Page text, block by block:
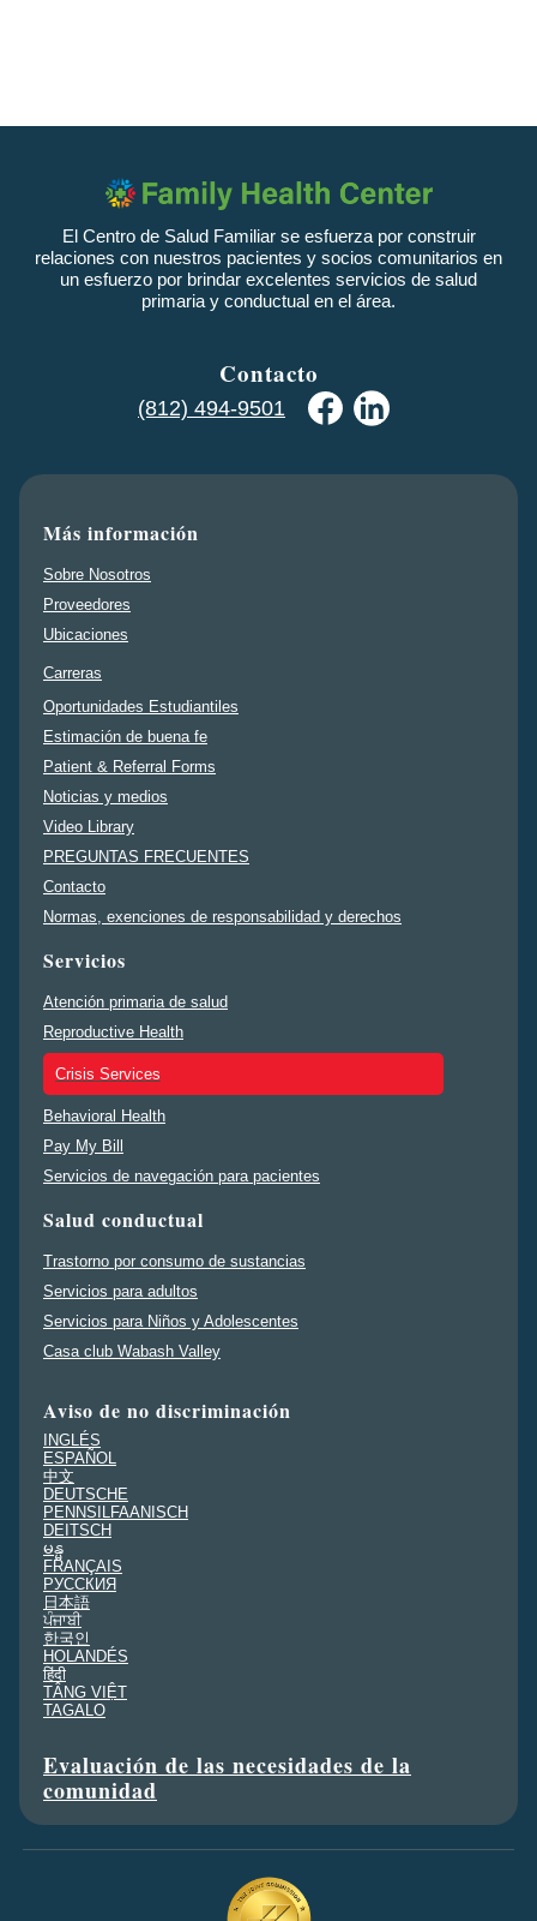
El Centro de Salud Familiar se esfuerza por construir
relaciones con nuestros pacientes y socios comunitarios en
un esfuerzo por brindar excelentes servicios de salud
primaria y conductual en el área.
Contacto
(812) 494-9501
Más información
Sobre Nosotros
Proveedores
Ubicaciones
Carreras
Oportunidades Estudiantiles
Estimación de buena fe
Patient & Referral Forms
Noticias y medios
Video Library
PREGUNTAS FRECUENTES
Contacto
Normas, exenciones de responsabilidad y derechos
Servicios
Atención primaria de salud
Reproductive Health
Crisis Services
Behavioral Health
Pay My Bill
Servicios de navegación para pacientes
Salud conductual
Trastorno por consumo de sustancias
Servicios para adultos
Servicios para Niños y Adolescentes
Casa club Wabash Valley
Aviso de no discriminación
INGLÉS
ESPAÑOL
中文
DEUTSCHE
PENNSILFAANISCH
DEITSCH
မန္မ
FRANÇAIS
PУССКИЯ
日本語
ਪੰਜਾਬੀ
한국인
HOLANDÉS
हिंदी
TÂNG VIỆT
TAGALO
Evaluación de las necesidades de la
comunidad